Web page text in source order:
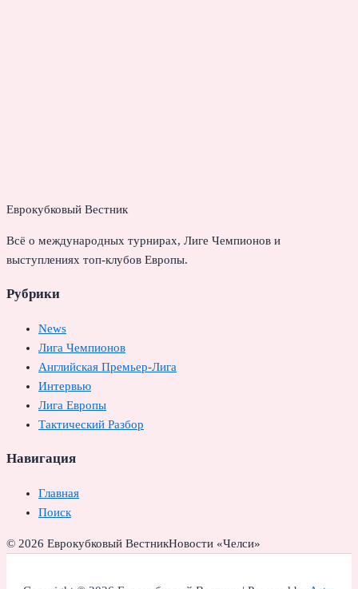
Еврокубковый Вестник
Всё о международных турнирах, Лиге Чемпионов и
выступлениях топ-клубов Европы.
Рубрики
News
Лига Чемпионов
Английская Премьер-Лига
Интервью
Лига Европы
Тактический Разбор
Навигация
Главная
Поиск
© 2026 Еврокубковый ВестникНовости «Челси»